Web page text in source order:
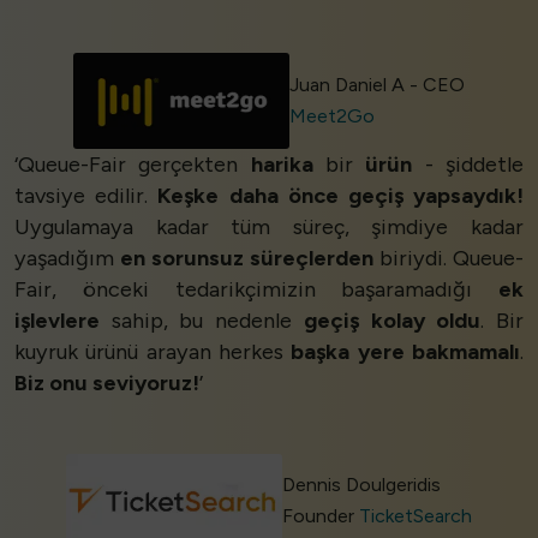
Juan Daniel A - CEO
Meet2Go
‘Queue-Fair gerçekten harikabir ürün - şiddetle
tavsiye edilir. Keşke daha önce geçiş yapsaydık!
Uygulamaya kadar tüm süreç, şimdiye kadar
yaşadığım en sorunsuz süreçlerden biriydi. Queue-
Fair, önceki tedarikçimizin başaramadığı ek
işlevlere sahip, bu nedenle geçiş kolay oldu. Bir
kuyruk ürünü arayan herkes başka yere bakmamalı.
Biz onu seviyoruz!’
Dennis Doulgeridis
Founder TicketSearch